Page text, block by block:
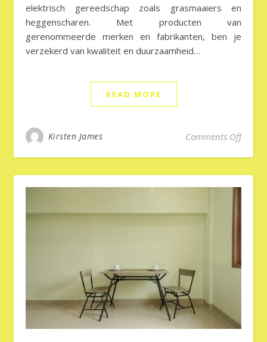
elektrisch gereedschap zoals grasmaaiers en
heggenscharen. Met producten van
gerenommeerde merken en fabrikanten, ben je
verzekerd van kwaliteit en duurzaamheid…
READ MORE
Kirsten James Comments Offon